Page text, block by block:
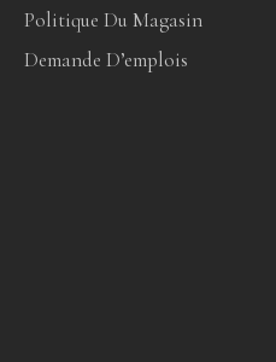
Politique Du Magasin
Demande D’emplois